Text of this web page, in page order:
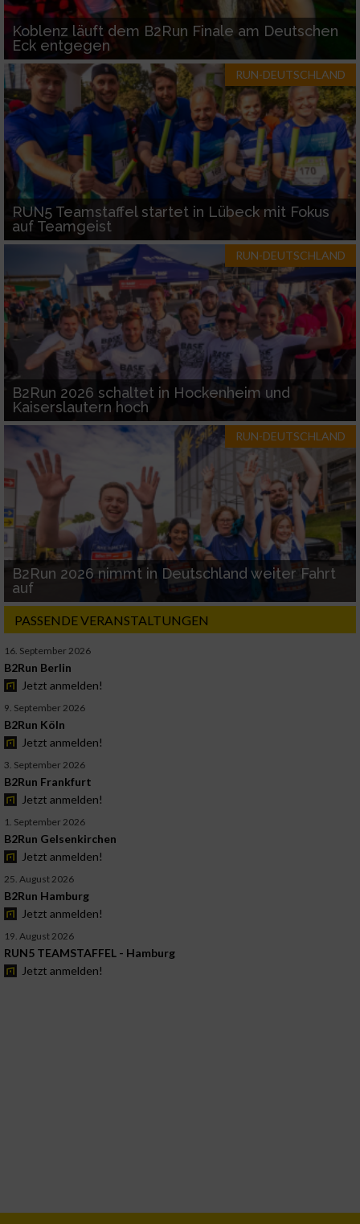
Koblenz läuft dem B2Run Finale am Deutschen
Eck entgegen
RUN-DEUTSCHLAND
RUN5 Teamstaffel startet in Lübeck mit Fokus
auf Teamgeist
RUN-DEUTSCHLAND
B2Run 2026 schaltet in Hockenheim und
Kaiserslautern hoch
RUN-DEUTSCHLAND
B2Run 2026 nimmt in Deutschland weiter Fahrt
auf
PASSENDE VERANSTALTUNGEN
16. September 2026
B2Run Berlin
Jetzt anmelden!
9. September 2026
B2Run Köln
Jetzt anmelden!
3. September 2026
B2Run Frankfurt
Jetzt anmelden!
1. September 2026
B2Run Gelsenkirchen
Jetzt anmelden!
25. August 2026
B2Run Hamburg
Jetzt anmelden!
19. August 2026
RUN5 TEAMSTAFFEL - Hamburg
Jetzt anmelden!